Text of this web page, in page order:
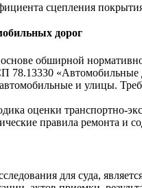
сцепления
дорог
основе обширной
«Автомобильные
и улицы.
оценки транспортно-
правила ремонта и
для суда,